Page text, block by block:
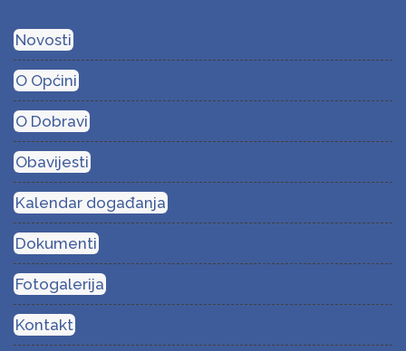
Novosti
O Općini
O Dobravi
Obavijesti
Kalendar događanja
Dokumenti
Fotogalerija
Kontakt